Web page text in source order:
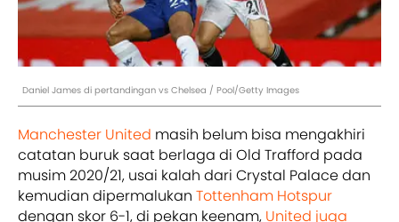
Daniel James di pertandingan vs Chelsea / Pool/Getty Images
Manchester United masih belum bisa mengakhiri
catatan buruk saat berlaga di Old Trafford pada
musim 2020/21, usai kalah dari Crystal Palace dan
kemudian dipermalukan Tottenham Hotspur
dengan skor 6-1, di pekan keenam, United juga